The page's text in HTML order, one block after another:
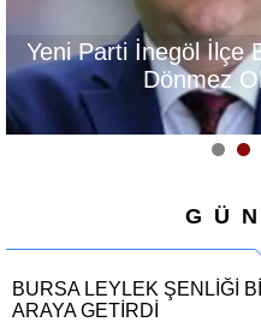
İnegöl İlçe Başkanı
Dönmez Oldu
BURSA LEYLEK ŞENLIĞI
ARAYA GETIRDI